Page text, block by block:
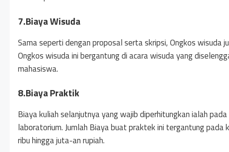
7.Biaya Wisuda
Sama seperti dengan proposal serta skripsi, Ongkos wisuda
Ongkos wisuda ini bergantung di acara wisuda yang
mahasiswa.
8.Biaya Praktik
Biaya kuliah selanjutnya yang wajib diperhitungkan ialah
laboratorium. Jumlah Biaya buat praktek ini tergantung pada
ribu hingga juta-an rupiah.